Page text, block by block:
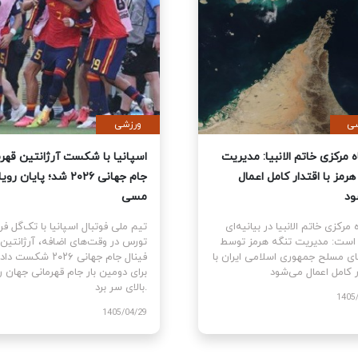
نمایندگان آمریکا قطعنامه
جنگ علیه ایران را تصویب کرد
نمایندگان ایالات متحده
قطعنامه اختیارات جنگی برای
توقف و پایان جنگ علیه ایران را با ۲۱۵
رای موافق در برابر ۲۰۸ رای مخالف
سیاسی
قرارگاه مرکزی خاتم الانبیا:
تنگه هرمز با اقتدار کامل اعمال
می‌شود
قرارگاه مرکزی خاتم الانبیا در
آورده است: مدیریت تنگه هرمز
نیروهای مسلح جمهوری اسلامی
اقتدار کامل اعمال می‌شود.